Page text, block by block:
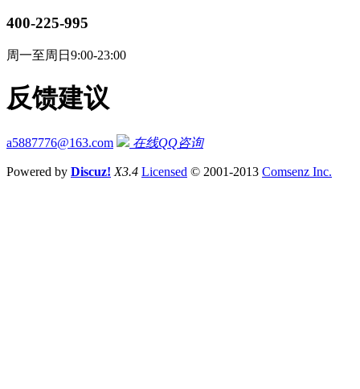
400-225-995
周一至周日9:00-23:00
反馈建议
a5887776@163.com 在线QQ咨询
Powered by Discuz! X3.4 Licensed © 2001-2013 Comsenz Inc.